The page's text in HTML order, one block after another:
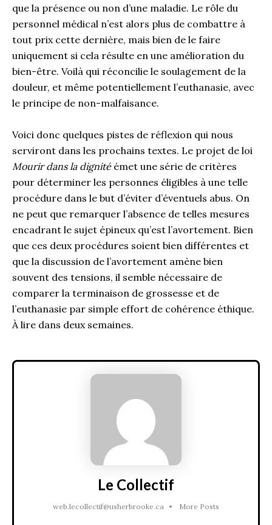
que la présence ou non d’une maladie. Le rôle du
personnel médical n’est alors plus de combattre à
tout prix cette dernière, mais bien de le faire
uniquement si cela résulte en une amélioration du
bien-être. Voilà qui réconcilie le soulagement de la
douleur, et même potentiellement l’euthanasie, avec
le principe de non-malfaisance.
Voici donc quelques pistes de réflexion qui nous
serviront dans les prochains textes. Le projet de loi
Mourir dans la dignitéémet une série de critères
pour déterminer les personnes éligibles à une telle
procédure dans le but d’éviter d’éventuels abus. On
ne peut que remarquer l’absence de telles mesures
encadrant le sujet épineux qu’est l’avortement. Bien
que ces deux procédures soient bien différentes et
que la discussion de l’avortement amène bien
souvent des tensions, il semble nécessaire de
comparer la terminaison de grossesse et de
l’euthanasie par simple effort de cohérence éthique.
À lire dans deux semaines.
Le Collectif
web.lecollectif@usherbrooke.ca • More Posts